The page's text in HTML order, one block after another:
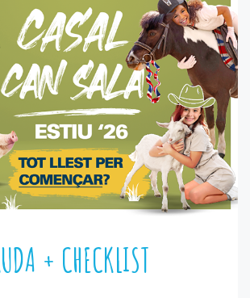
+ CHECKLIST